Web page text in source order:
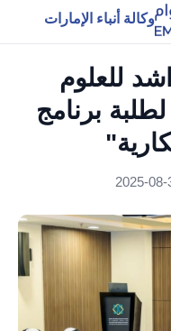
وكالة أنباء الإمارات
للعلوم
برنامج
2025-